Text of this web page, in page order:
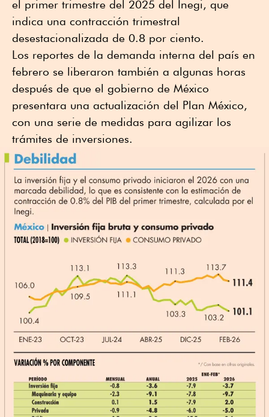
el primer trimestre del 2025 del Inegi, que
indica una contracción trimestral
desestacionalizada de 0.8 por ciento.
Los reportes de la demanda interna del país en
febrero se liberaron también a algunas horas
después de que el gobierno de México
presentara una actualización del Plan México,
con una serie de medidas para agilizar los
trámites de inversiones.